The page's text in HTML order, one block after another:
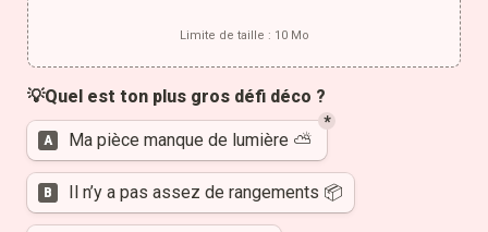
Limite de taille : 10 Mo
💡Quel est ton plus gros défi déco ?
Untitled multiple choice field
A
*
B Il n’y a pas assez de rangements 📦